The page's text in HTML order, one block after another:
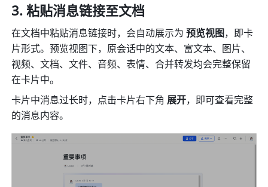
粘贴消息链接至文档
在文档中粘贴消息链接时，会自动展示为 预览视图，即卡
片形式。预览视图下，原会话中的文本、富文本、图片、
视频、文档、文件、音频、表情、合并转发均会完整保留
在卡片中。
卡片中消息过长时，点击卡片右下角 展开，即可查看完整
的消息内容。